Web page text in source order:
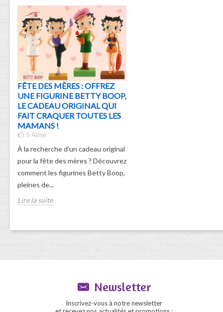
FÊTE DES MÈRES : OFFREZ
UNE FIGURINE BETTY BOOP,
LE CADEAU ORIGINAL QUI
FAIT CRAQUER TOUTES LES
MAMANS !
5 Aimé
À la recherche d’un cadeau original
pour la fête des mères ? Découvrez
comment les figurines Betty Boop,
pleines de...
Lire la suite
Newsletter
Inscrivez-vous à notre newsletter